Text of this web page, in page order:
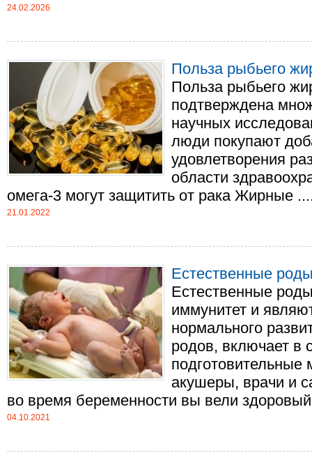
24.02.2026
Польза рыбьего
Польза рыбьего
подтверждена
научных
люди покупают
удовлетворения
области
омега-3 могут защитить от рака Жирные
21.01.2022
Естественные
Естественные
иммунитет и
нормального
родов, включает в
акушеры, врачи и
во время беременности вы вели
04.10.2021